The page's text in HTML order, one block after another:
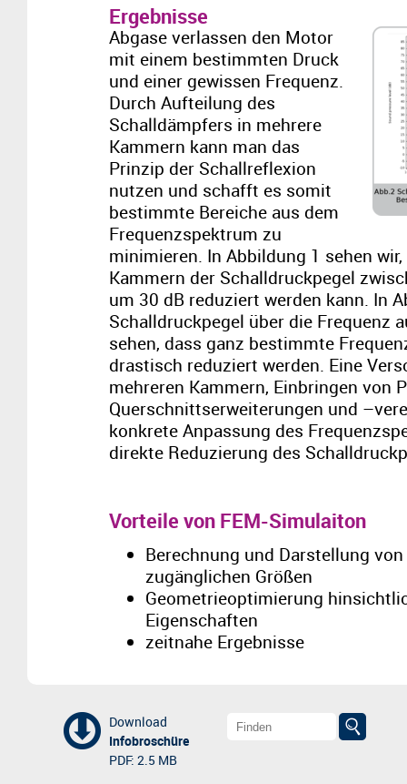
Ergebnisse
Abgase verlassen den Motor
mit einem bestimmten Druck
und einer gewissen Frequenz.
Durch Aufteilung des
Schalldämpfers in mehrere
Kammern kann man das
Prinzip der Schallreflexion
nutzen und schafft es somit
bestimmte Bereiche aus dem
Frequenzspektrum zu
minimieren. In Abbildung 1 sehen
Kammern der Schalldruckpegel
um 30 dB reduziert werden kann. In
Schalldruckpegel über die Frequenz
sehen, dass ganz bestimmte
drastisch reduziert werden. Eine
mehreren Kammern, Einbringen von
Querschnittserweiterungen und
konkrete Anpassung des
direkte Reduzierung des
Vorteile von FEM-Simulaiton
Berechnung und Darstellung
zugänglichen Größen
Geometrieoptimierung
Eigenschaften
zeitnahe Ergebnisse
Download
Infobroschüre
PDF: 2.5 MB